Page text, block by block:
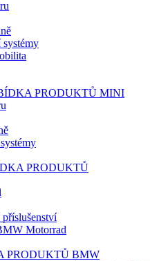
PRODUKTŮ MINI
PRODUKTŮ
Motorrad
PRODUKTŮ BMW